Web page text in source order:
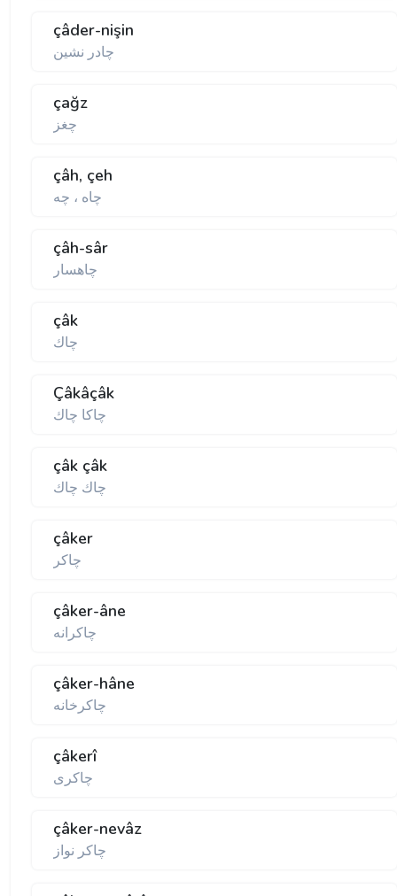
çâder-nişin
چادر نشين
çağz
چغز
çâh, çeh
چاه ، چه
çâh-sâr
چاهسار
çâk
چاك
Çâkâçâk
چاكا چاك
çâk çâk
چاك چاك
çâker
چاكر
çâker-âne
چاكرانه
çâker-hâne
چاكرخانه
çâkerî
چاكری
çâker-nevâz
چاكر نواز